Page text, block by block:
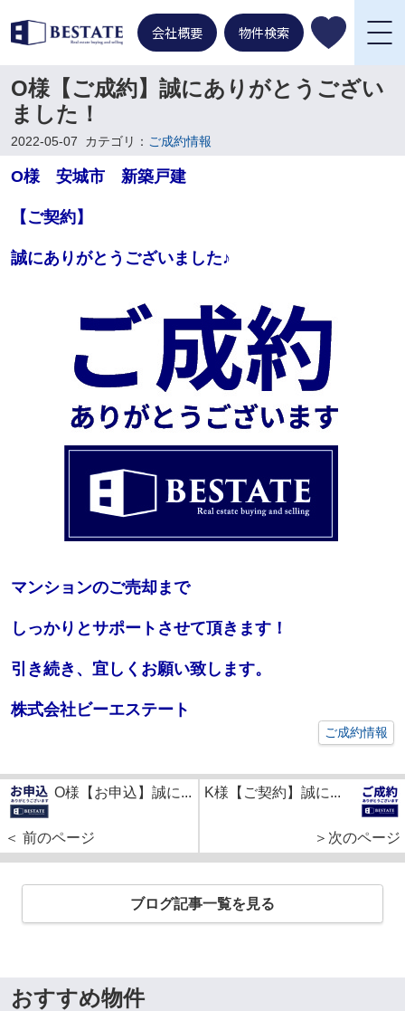
会社概要 物件検索
O様【ご成約】誠にありがとうござい
ました！
2022-05-07 カテゴリ： ご成約情報
O様 安城市 新築戸建
【ご契約】
誠にありがとうございました♪
マンションのご売却まで
しっかりとサポートさせて頂きます！
引き続き、宜しくお願い致します。
株式会社ビーエステート
ご成約情報
O様【お申込】誠に...
＜ 前のページ
K様【ご契約】誠に...
＞次のページ
ブログ記事一覧を見る
おすすめ物件